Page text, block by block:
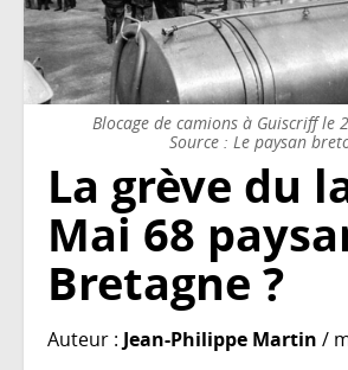
Blocage de camions à Guiscriff le
Source : Le paysan
La grève du
Mai 68
Bretagne ?
Auteur : Jean-Philippe Martin /